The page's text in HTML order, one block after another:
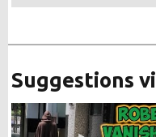
Suggestions